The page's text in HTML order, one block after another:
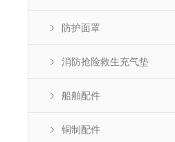
防护面罩
消防抢险救生充气垫
船舶配件
铜制配件